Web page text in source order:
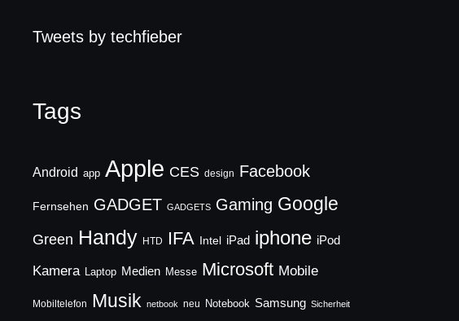
Tweets by techfieber
Tags
Android app Apple CES design Facebook
Fernsehen GADGET GADGETS Gaming Google
Green Handy HTD IFA Intel iPad iphone iPod
Kamera Laptop Medien Messe Microsoft Mobile
Mobiltelefon Musik netbook neu Notebook Samsung Sicherheit